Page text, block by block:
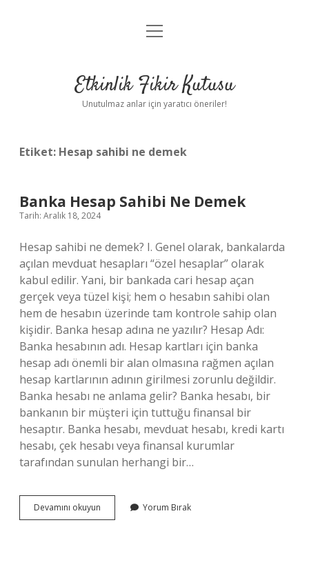
Anasayfa
Yasal Uyarı
menüyü
Etkinlik Fikir Kutusu
Unutulmaz anlar için yaratıcı öneriler!
Etiket: Hesap sahibi ne demek
Banka Hesap Sahibi Ne Demek
Tarih: Aralık 18, 2024
Hesap sahibi ne demek? I. Genel olarak, bankalarda
açılan mevduat hesapları “özel hesaplar” olarak
kabul edilir. Yani, bir bankada cari hesap açan
gerçek veya tüzel kişi; hem o hesabın sahibi olan
hem de hesabın üzerinde tam kontrole sahip olan
kişidir. Banka hesap adına ne yazılır? Hesap Adı:
Banka hesabının adı. Hesap kartları için banka
hesap adı önemli bir alan olmasına rağmen açılan
hesap kartlarının adının girilmesi zorunlu değildir.
Banka hesabı ne anlama gelir? Banka hesabı, bir
bankanın bir müşteri için tuttuğu finansal bir
hesaptır. Banka hesabı, mevduat hesabı, kredi kartı
hesabı, çek hesabı veya finansal kurumlar
tarafından sunulan herhangi bir…
Devamını okuyun
Hesap
Yorum Bırak